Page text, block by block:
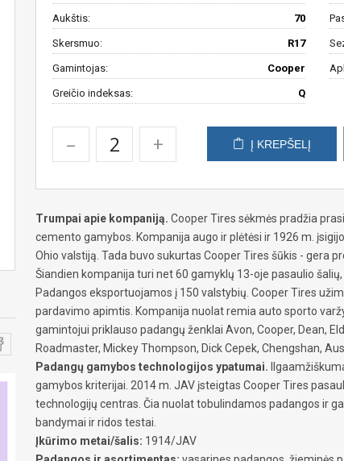
Aukštis: 70
Skersmuo: R17
Gamintojas: Cooper
Greičio indeksas: Q
– + Į KREPŠELĮ
Trumpai apie kompaniją. Cooper Tires sėkmės pradžia
cemento gamybos. Kompanija augo ir plėtėsi ir 1926 m.
Ohio valstiją. Tada buvo sukurtas Cooper Tires šūkis - gera
Šiandien kompanija turi net 60 gamyklų 13-oje pasaulio
Padangos eksportuojamos į 150 valstybių. Cooper Tires
pardavimo apimtis. Kompanija nuolat remia auto sporto
gamintojui priklauso padangų ženklai Avon, Cooper, Dean,
Roadmaster, Mickey Thompson, Dick Cepek, Chengshan,
Padangų gamybos technologijos ypatumai.
gamybos kriterijai. 2014 m. JAV įsteigtas Cooper Tires
technologijų centras. Čia nuolat tobulindamos padangos ir
bandymai ir ridos testai.
Įkūrimo metai/šalis: 1914/JAV